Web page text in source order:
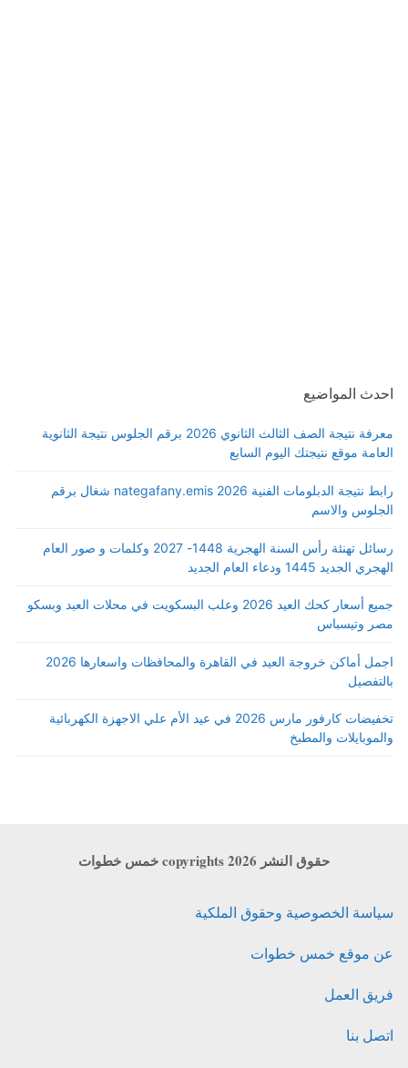
احدث المواضيع
معرفة نتيجة الصف الثالث الثانوي 2026 برقم الجلوس نتيجة الثانوية
العامة موقع نتيجتك اليوم السابع
رابط نتيجة الدبلومات الفنية 2026 nategafany.emis شغال برقم
الجلوس والاسم
رسائل تهنئة رأس السنة الهجرية 1448- 2027 وكلمات و صور العام
الهجري الجديد 1445 ودعاء العام الجديد
جميع أسعار كحك العيد 2026 وعلب البسكويت في محلات العبد وبسكو
مصر وتيسباس
اجمل أماكن خروجة العيد في القاهرة والمحافظات واسعارها 2026
بالتفصيل
تخفيضات كارفور مارس 2026 في عيد الأم علي الاجهزة الكهربائية
والموبايلات والمطبخ
حقوق النشر copyrights 2026 خمس خطوات
سياسة الخصوصية وحقوق الملكية
عن موقع خمس خطوات
فريق العمل
اتصل بنا